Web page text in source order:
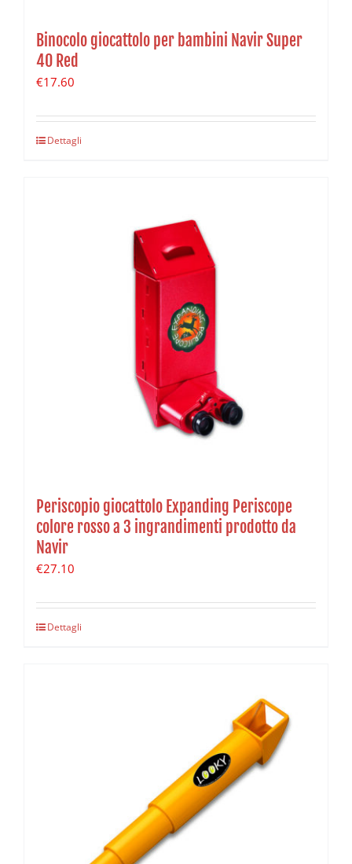
Binocolo giocattolo per bambini Navir Super
40 Red
€17.60
Dettagli
Periscopio giocattolo Expanding Periscope
colore rosso a 3 ingrandimenti prodotto da
Navir
€27.10
Dettagli